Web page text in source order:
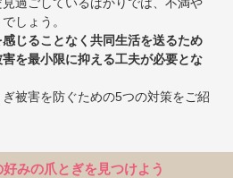
過ごしているばかりでは、不満や
しょう。
じることなく共同生活を送るため
を最小限に抑える工夫が必要とな
被害を防ぐための5つの対策をご紹
好みの爪とぎを見つけよう